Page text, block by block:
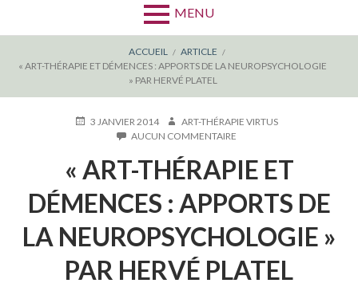
MENU
FIL
ACCUEIL
ARTICLE
« ART-THÉRAPIE ET DÉMENCES : APPORTS DE LA NEUROPSYCHOLOGIE
» PAR HERVÉ PLATEL
PUBLIÉ3 JANVIER 2014 AUTEUR
ART-THÉRAPIE VIRTUS
AUCUN COMMENTAIRE
ART-
THÉRAPIE
ET
DÉMENCES
APPORTS
DE
LA
NEUROPSYCHOLOGIE
« ART-THÉRAPIE ET
DÉMENCES : APPORTS DE
LA NEUROPSYCHOLOGIE »
PAR HERVÉ PLATEL